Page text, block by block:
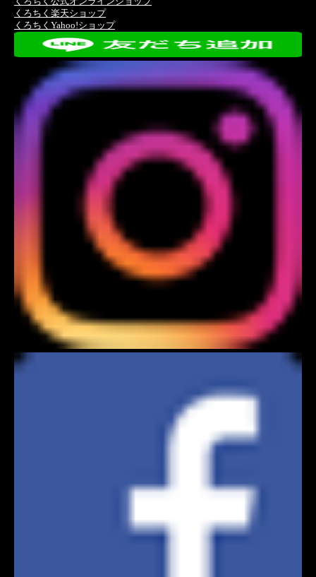
くろちく楽天ショップ
くろちくYahoo!ショップ